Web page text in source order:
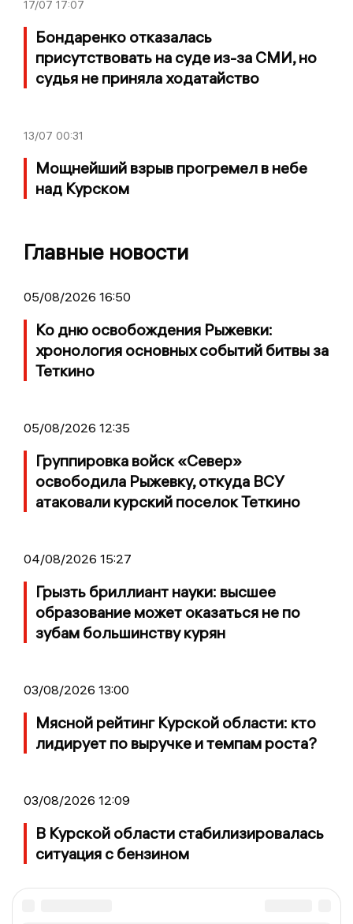
17/07 17:07
Бондаренко отказалась
присутствовать на суде из-за СМИ, но
судья не приняла ходатайство
13/07 00:31
Мощнейший взрыв прогремел в небе
над Курском
Главные новости
05/08/2026 16:50
Ко дню освобождения Рыжевки:
хронология основных событий битвы за
Теткино
05/08/2026 12:35
Группировка войск «Север»
освободила Рыжевку, откуда ВСУ
атаковали курский поселок Теткино
04/08/2026 15:27
Грызть бриллиант науки: высшее
образование может оказаться не по
зубам большинству курян
03/08/2026 13:00
Мясной рейтинг Курской области: кто
лидирует по выручке и темпам роста?
03/08/2026 12:09
В Курской области стабилизировалась
ситуация с бензином